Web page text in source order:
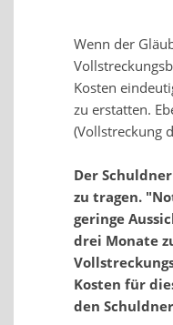
Wenn der
Kosten
zu erstatten.
(Vollstreckung
Der
zu tragen.
geringe
drei Monate
Kosten für
den